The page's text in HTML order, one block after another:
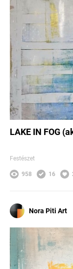
LAKE IN FOG
Festészet
958 16
Nora Piti Art